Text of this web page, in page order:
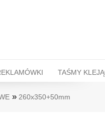
TAŚMY
PROMOCJE
» 260x350+50mm